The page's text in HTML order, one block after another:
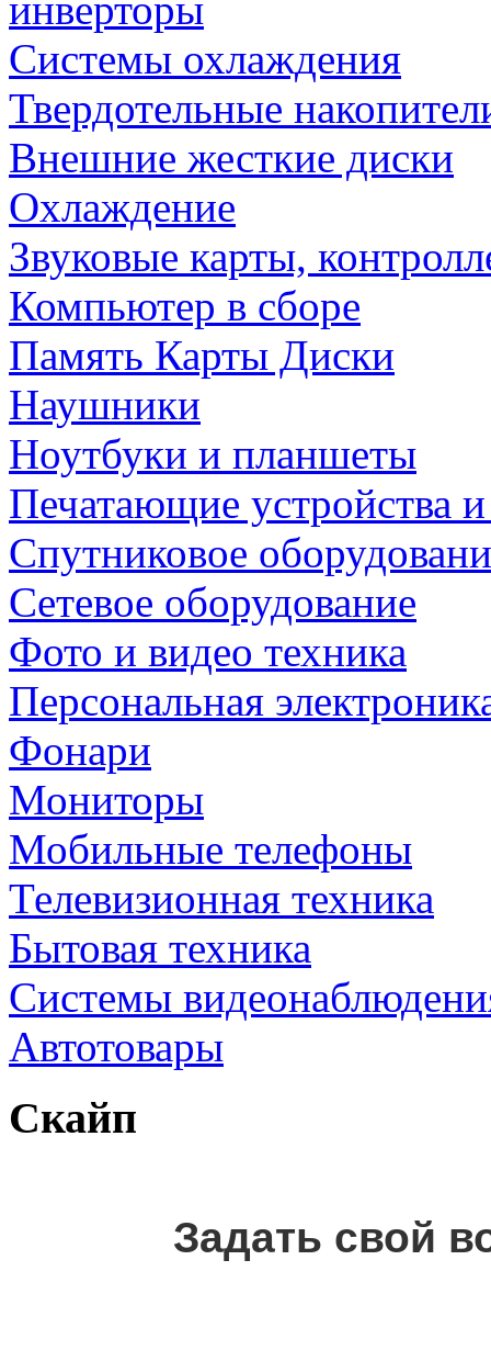
инверторы
Системы охлаждения
Твердотельные
Внешние жесткие диски
Охлаждение
Звуковые карты,
Компьютер в сборе
Память Карты Диски
Наушники
Ноутбуки и планшеты
Печатающие устройства
Спутниковое
Сетевое оборудование
Фото и видео техника
Персональная
Фонари
Мониторы
Мобильные телефоны
Телевизионная техника
Бытовая техника
Cистемы
Автотовары
Скайп
Задать свой